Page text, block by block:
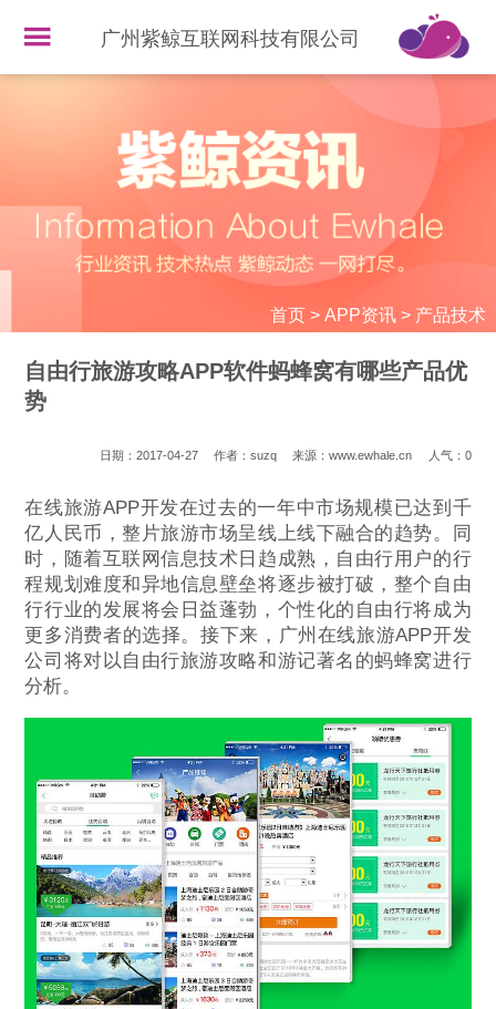
广州紫鲸互联网科技有限公司
首页> APP资讯> 产品技术
自由行旅游攻略APP软件蚂蜂窝有哪些产品优
势
日期：2017-04-27 作者：suzq 来源：www.ewhale.cn 人气： 0
在线旅游APP开发在过去的一年中市场规模已达到千
亿人民币，整片旅游市场呈线上线下融合的趋势。同
时，随着互联网信息技术日趋成熟，自由行用户的行
程规划难度和异地信息壁垒将逐步被打破，整个自由
行行业的发展将会日益蓬勃，个性化的自由行将成为
更多消费者的选择。接下来，广州在线旅游APP开发
公司将对以自由行旅游攻略和游记著名的蚂蜂窝进行
分析。